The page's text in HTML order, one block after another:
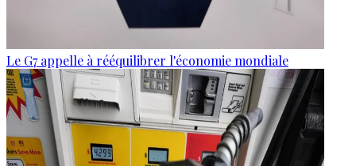
Le G7 appelle à rééquilibrer l'économie mondiale